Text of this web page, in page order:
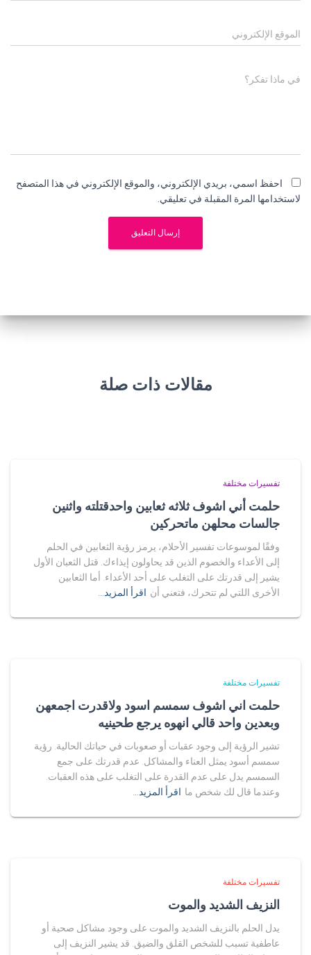
الموقع الإلكتروني
في ماذا تفكر؟
احفظ اسمي، بريدي الإلكتروني، والموقع الإلكتروني في هذا المتصفح
لاستخدامها المرة المقبلة في تعليقي.
مقالات ذات صلة
تفسيرات مختلفة
حلمت أني اشوف ثلاثه ثعابين واحدقتلته واثنين
جالسات محلهن ماتحركين
وفقًا لموسوعات تفسير الأحلام، يرمز رؤية الثعابين في الحلم
إلى الأعداء والخصوم الذين قد يحاولون إيذاءك. قتل الثعبان الأول
يشير إلى قدرتك على التغلب على أحد الأعداء. أما الثعابين
الأخرى اللتي لم تتحرك، فتعني أن اقرأ المزيد…
تفسيرات مختلفة
حلمت اني اشوف سمسم اسود ولاقدرت اجمعهن
وبعدين واحد قالي انهوه يرجع طحينيه
تشير الرؤية إلى وجود عقبات أو صعوبات في حياتك الحالية. رؤية
سمسم أسود يمثل العناء والمشاكل. عدم قدرتك على جمع
السمسم يدل على عدم القدرة على التغلب على هذه العقبات.
وعندما قال لك شخص ما اقرأ المزيد…
تفسيرات مختلفة
النزيف الشديد والموت
يدل الحلم بالنزيف الشديد والموت على وجود مشاكل صحية أو
عاطفية تسبب للشخص القلق والضيق. قد يشير النزيف إلى